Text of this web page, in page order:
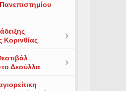
Κορινθίας
Δεσύλλα